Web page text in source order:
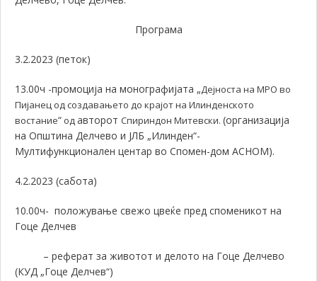
Програма
3.2.2023 (петок)
13.00ч -промоција на монографијата „Дејноста на МРО во
Пијанец од создавањето до крајот на Илинденското
востание“ одавторот Спириндон Митевски. (организација
на Општина Делчево и ЈЛБ „Илинден“-
Мултифункционален центар во Спомен-дом АСНОМ).
4.2.2023 (сабота)
10.00ч- положување свежо цвеќе пред споменикот на
Гоце Делчев
– реферат за животот и делото на Гоце Делчево
(КУД „Гоце Делчев“)